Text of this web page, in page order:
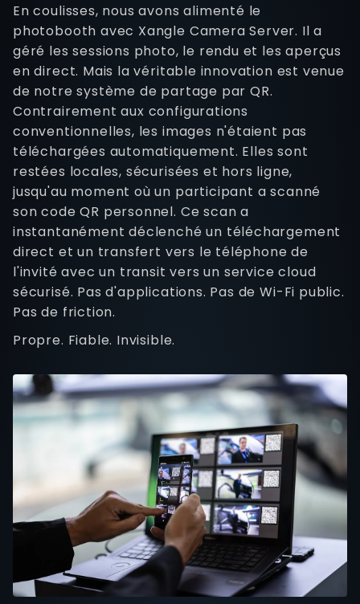
En coulisses, nous avons alimenté le
photobooth avec Xangle Camera Server. Il a
géré les sessions photo, le rendu et les aperçus
en direct. Mais la véritable innovation est venue
de notre système de partage par QR.
Contrairement aux configurations
conventionnelles, les images n'étaient pas
téléchargées automatiquement. Elles sont
restées locales, sécurisées et hors ligne,
jusqu'au moment où un participant a scanné
son code QR personnel. Ce scan a
instantanément déclenché un téléchargement
direct et un transfert vers le téléphone de
l'invité avec un transit vers un service cloud
sécurisé. Pas d'applications. Pas de Wi-Fi public.
Pas de friction.
Propre. Fiable. Invisible.